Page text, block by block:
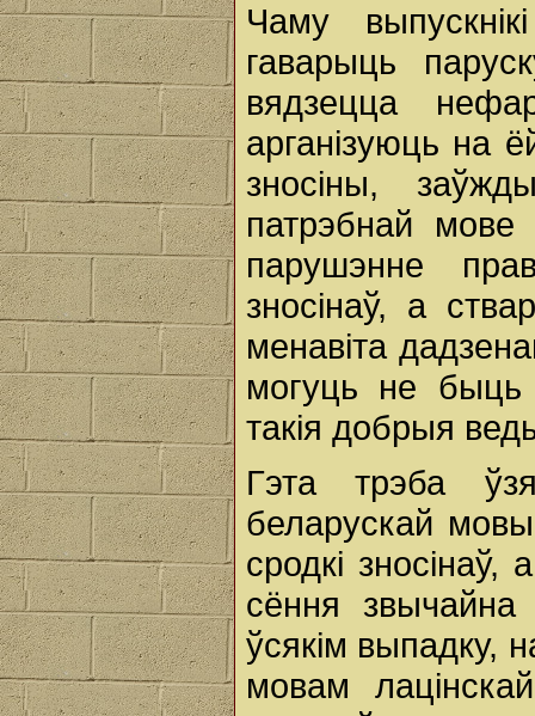
Чаму
гаварыць
вядзецца
арганізуюць на
зносіны,
патрэбнай мове
парушэнне
зносінаў, а
менавіта
могуць не быць
такія добрыя
Гэта трэба
беларускай
сродкі
сёння
ўсякім выпадку,
мовам